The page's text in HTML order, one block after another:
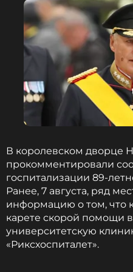
Эти комментарии
свой выход на
подчеркнула, что это не
Образ нежного
забрызганного
самых
современной
В королевском дворце
прокомментировали
госпитализации 89-
Ранее, 7 августа, ряд
информацию о том, что
карете скорой помощи
университетскую
«Риксхоспиталет».